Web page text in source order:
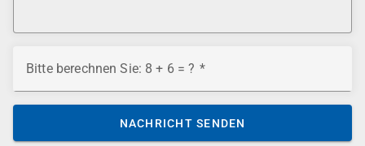
Bitte berechnen Sie: 8 + 6 = ?
NACHRICHT SENDEN